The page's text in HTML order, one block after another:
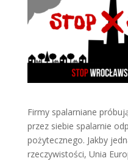
Firmy spalarniane
przez siebie spalarnie
pożytecznego. Jakby
rzeczywistości, Unia